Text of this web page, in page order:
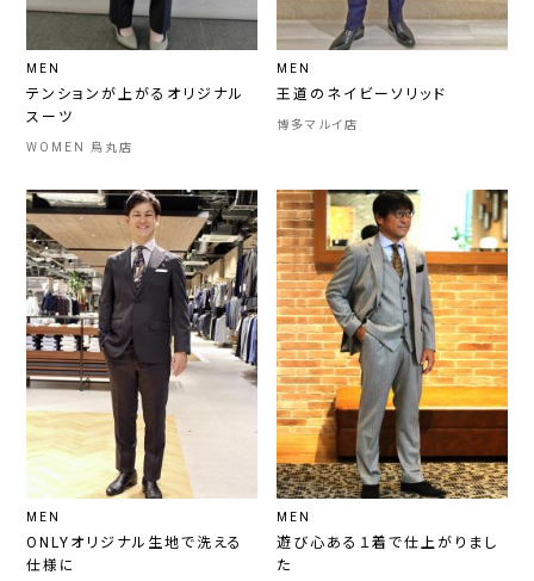
MEN
テンションが上がるオリジナル
スーツ
WOMEN 烏丸店
MEN
王道のネイビーソリッド
博多マルイ店
MEN
ONLYオリジナル生地で洗える
仕様に
MEN
遊び心ある１着で仕上がりまし
た